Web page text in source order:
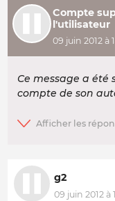
Compte
l'utilisateur
09 juin 2012 à
Ce message a été
compte de son
g2
09 juin 2012 à